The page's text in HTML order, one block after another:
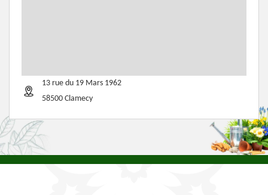
13 rue du 19 Mars 1962
58500 Clamecy